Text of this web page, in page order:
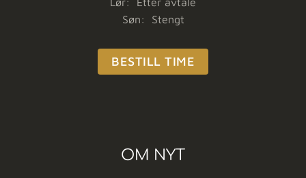
Søn: Stengt
BESTILL TIME
OM NYT